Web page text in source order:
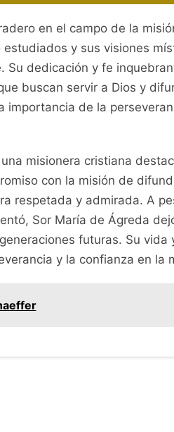
en el campo de la
y sus visiones
dedicación y fe
buscan servir a Dios y
importancia de la
misionera cristiana
con la misión de
respetada y admirada. A
Sor María de Ágreda
futuras. Su vida
y la confianza en la